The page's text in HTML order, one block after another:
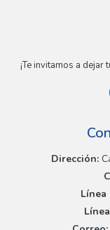
¡Te invitamos a
Dirección:
Línea